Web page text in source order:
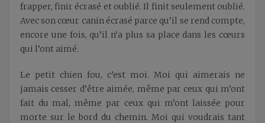
frapper, finir écrasé et oublié. Il finit seulement oublié.
Avec son cœur canin écrasé parce qu’il se rend compte,
encore une fois, qu’il n’a plus sa place dans les cœurs
qui l’ont aimé.
Le petit chien fou, c’est moi. Moi qui aimerais ne
jamais cesser d’être aimée, même par ceux qui m’ont
fait du mal, même par ceux qui m’ont laissée pour
morte sur le bord du chemin. Moi qui voudrais tant